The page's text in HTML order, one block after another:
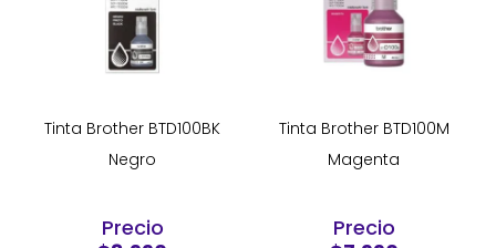
Tinta Brother BTD100BK
Negro
Precio
Tinta Brother BTD100M
Magenta
Precio